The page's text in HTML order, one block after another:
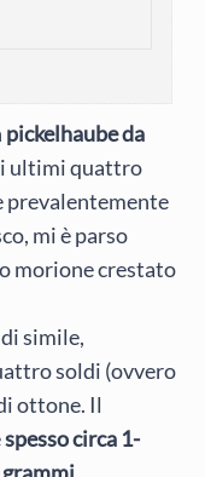
pickelhaube da
ultimi quattro
prevalentemente
mi è parso
morione crestato
simile,
soldi (ovvero
ottone. Il
spesso circa 1-